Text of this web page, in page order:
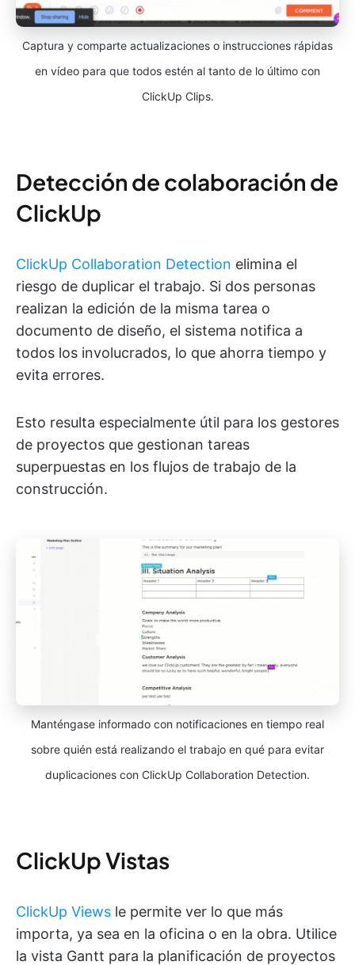
Captura y comparte actualizaciones o instrucciones rápidas
en vídeo para que todos estén al tanto de lo último con
ClickUp Clips.
Detección de colaboración de
ClickUp
ClickUp Collaboration Detection elimina el
riesgo de duplicar el trabajo. Si dos personas
realizan la edición de la misma tarea o
documento de diseño, el sistema notifica a
todos los involucrados, lo que ahorra tiempo y
evita errores.
Esto resulta especialmente útil para los gestores
de proyectos que gestionan tareas
superpuestas en los flujos de trabajo de la
construcción.
Manténgase informado con notificaciones en tiempo real
sobre quién está realizando el trabajo en qué para evitar
duplicaciones con ClickUp Collaboration Detection.
ClickUp Vistas
ClickUp Views le permite ver lo que más
importa, ya sea en la oficina o en la obra. Utilice
la vista Gantt para la planificación de proyectos